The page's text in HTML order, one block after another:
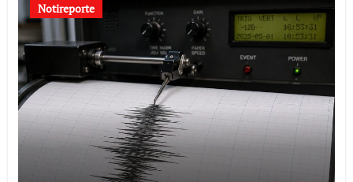
Notireporte